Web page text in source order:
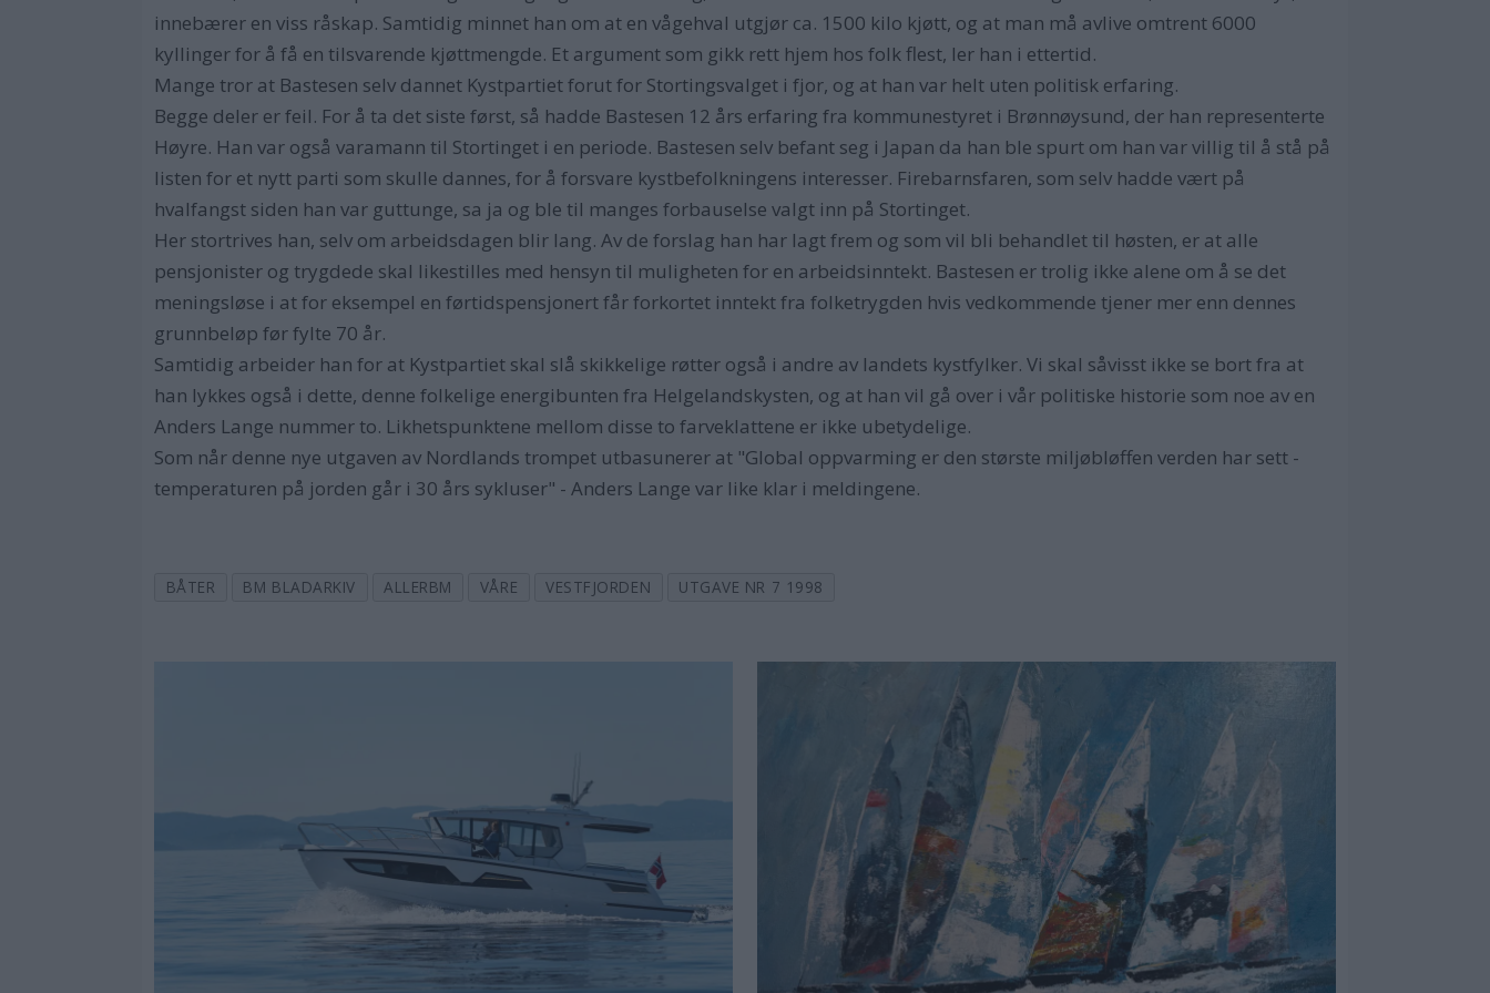
innebærer en viss råskap. Samtidig minnet han om at en vågehval utgjør ca. 1500 kilo kjøtt, og at man må avlive omtrent 6000
kyllinger for å få en tilsvarende kjøttmengde. Et argument som gikk rett hjem hos folk flest, ler han i ettertid.
Mange tror at Bastesen selv dannet Kystpartiet forut for Stortingsvalget i fjor, og at han var helt uten politisk erfaring.
Begge deler er feil. For å ta det siste først, så hadde Bastesen 12 års erfaring fra kommunestyret i Brønnøysund, der han representerte
Høyre. Han var også varamann til Stortinget i en periode. Bastesen selv befant seg i Japan da han ble spurt om han var villig til å stå på
listen for et nytt parti som skulle dannes, for å forsvare kystbefolkningens interesser. Firebarnsfaren, som selv hadde vært på
hvalfangst siden han var guttunge, sa ja og ble til manges forbauselse valgt inn på Stortinget.
Her stortrives han, selv om arbeidsdagen blir lang. Av de forslag han har lagt frem og som vil bli behandlet til høsten, er at alle
pensjonister og trygdede skal likestilles med hensyn til muligheten for en arbeidsinntekt. Bastesen er trolig ikke alene om å se det
meningsløse i at for eksempel en førtidspensjonert får forkortet inntekt fra folketrygden hvis vedkommende tjener mer enn dennes
grunnbeløp før fylte 70 år.
Samtidig arbeider han for at Kystpartiet skal slå skikkelige røtter også i andre av landets kystfylker. Vi skal såvisst ikke se bort fra at
han lykkes også i dette, denne folkelige energibunten fra Helgelandskysten, og at han vil gå over i vår politiske historie som noe av en
Anders Lange nummer to. Likhetspunktene mellom disse to farveklattene er ikke ubetydelige.
Som når denne nye utgaven av Nordlands trompet utbasunerer at "Global oppvarming er den største miljøbløffen verden har sett -
temperaturen på jorden går i 30 års sykluser" - Anders Lange var like klar i meldingene.
BÅTER BM BLADARKIV ALLERBM VÅRE VESTFJORDEN UTGAVE NR 7 1998